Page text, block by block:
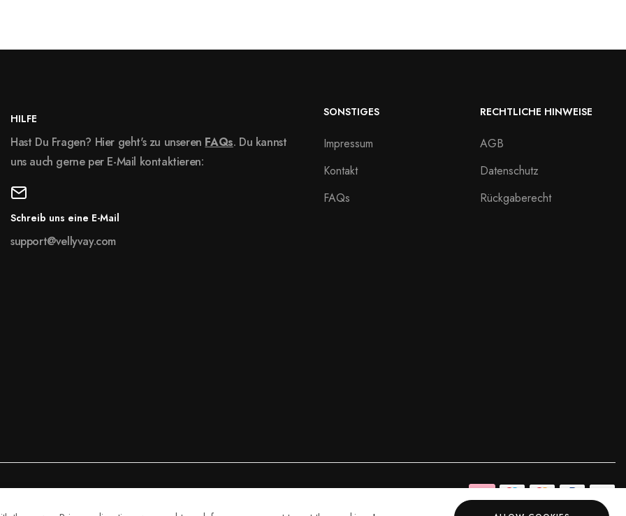
HILFE
Hast Du Fragen? Hier geht's zu unseren FAQs. Du kannst
uns auch gerne per E-Mail kontaktieren:
Schreib uns eine E-Mail
support@vellyvay.com
SONSTIGES
Impressum
Kontakt
FAQs
RECHTLICHE HINWEISE
AGB
Datenschutz
Rückgaberecht